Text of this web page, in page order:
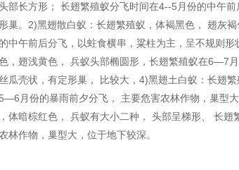
部长方形； 长翅繁殖蚁分飞时间在4--5 月份的中午
巢。 2)黑翅散白蚁：长翅繁殖蚁，体褐黑色， 翅灰
中午前后分飞，以蛀食横串，粱柱为主，呈不规则形
，翅浅黄色， 兵蚁头部椭圆形，长翅繁殖蚁在6—7
瓜壳状，有定形巢， 比较大， 4)黑翅土白蚁：长翅
5—6 月份的暴雨前夕分飞， 主要危害农林作物，巢型大
体暗棕红色， 兵蚁有大小二种， 头部呈梯形、 长翅
林作物，巢型大，位于地下较深。